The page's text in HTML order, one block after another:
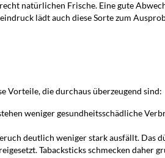
natürlichen Frische. Eine gute
lädt auch diese Sorte zum
Vorteile, die durchaus überzeugend sind:
weniger gesundheitsschädliche
deutlich weniger stark ausfällt. Das
Tabacksticks schmecken